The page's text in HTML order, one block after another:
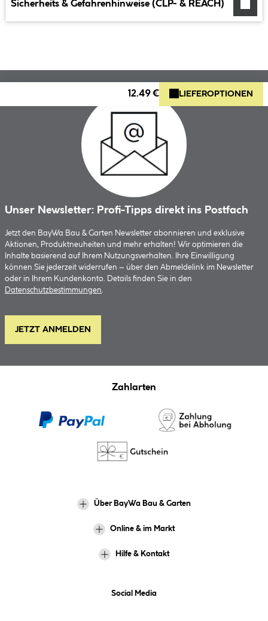
Sicherheits & Gefahrenhinweise (CLP- & REACH)
12.49 € LIEFEROPTIONEN
Unser Newsletter: Profi-Tipps direkt ins Postfach
Jetzt den BayWa Bau & Garten Newsletter abonnieren und exklusive
Aktionen, Produktneuheiten und mehr erhalten! Wir optimieren die
Inhalte basierend auf Ihrem Nutzungsverhalten. Ihre Einwilligung
können Sie jederzeit widerrufen – über den Abmeldelink im Newsletter
oder in Ihrem Kundenkonto. Details finden Sie in den
Datenschutzbestimmungen.
JETZT ANMELDEN
Zahlarten
Über BayWa Bau & Garten
Online & im Markt
Hilfe & Kontakt
Social Media